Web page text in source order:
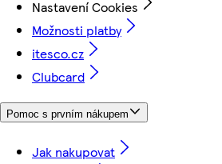
Nastavení Cookies
Možnosti platby
itesco.cz
Clubcard
Pomoc s prvním nákupem
Jak nakupovat